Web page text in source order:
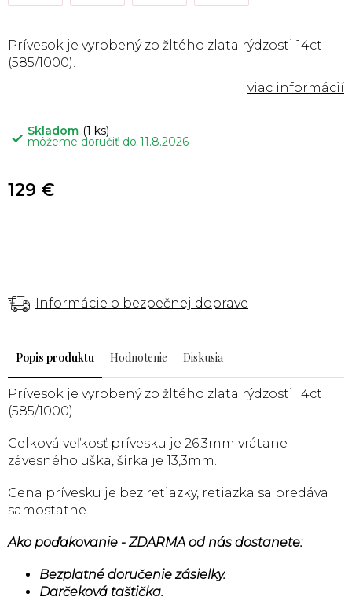
Skladom (1 ks)
môžeme doručiť do 11.8.2026
Prívesok je vyrobený zo žltého zlata rýdzosti 14ct
(585/1000).
Informácie o bezpečnej doprave
129 €
Popis Hodnotenie Diskusia
Prívesok je vyrobený zo žltého zlata rýdzosti 14ct
(585/1000).
Celková veľkosť prívesku je 26,3mm vrátane
závesného uška, šírka je 13,3mm.
Cena prívesku je bez retiazky, retiazka sa predáva
samostatne.
Ako poďakovanie - ZDARMA od nás dostanete:
Bezplatné doručenie zásielky.
Darčeková taštička.